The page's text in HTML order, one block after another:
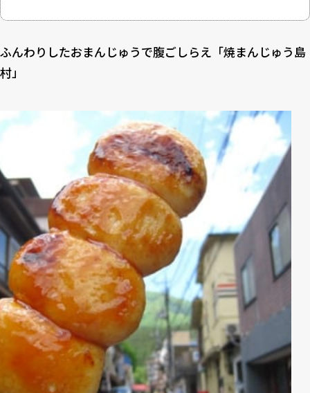
ふんわりしたおまんじゅうで腹ごしらえ「焼まんじゅう島
村」